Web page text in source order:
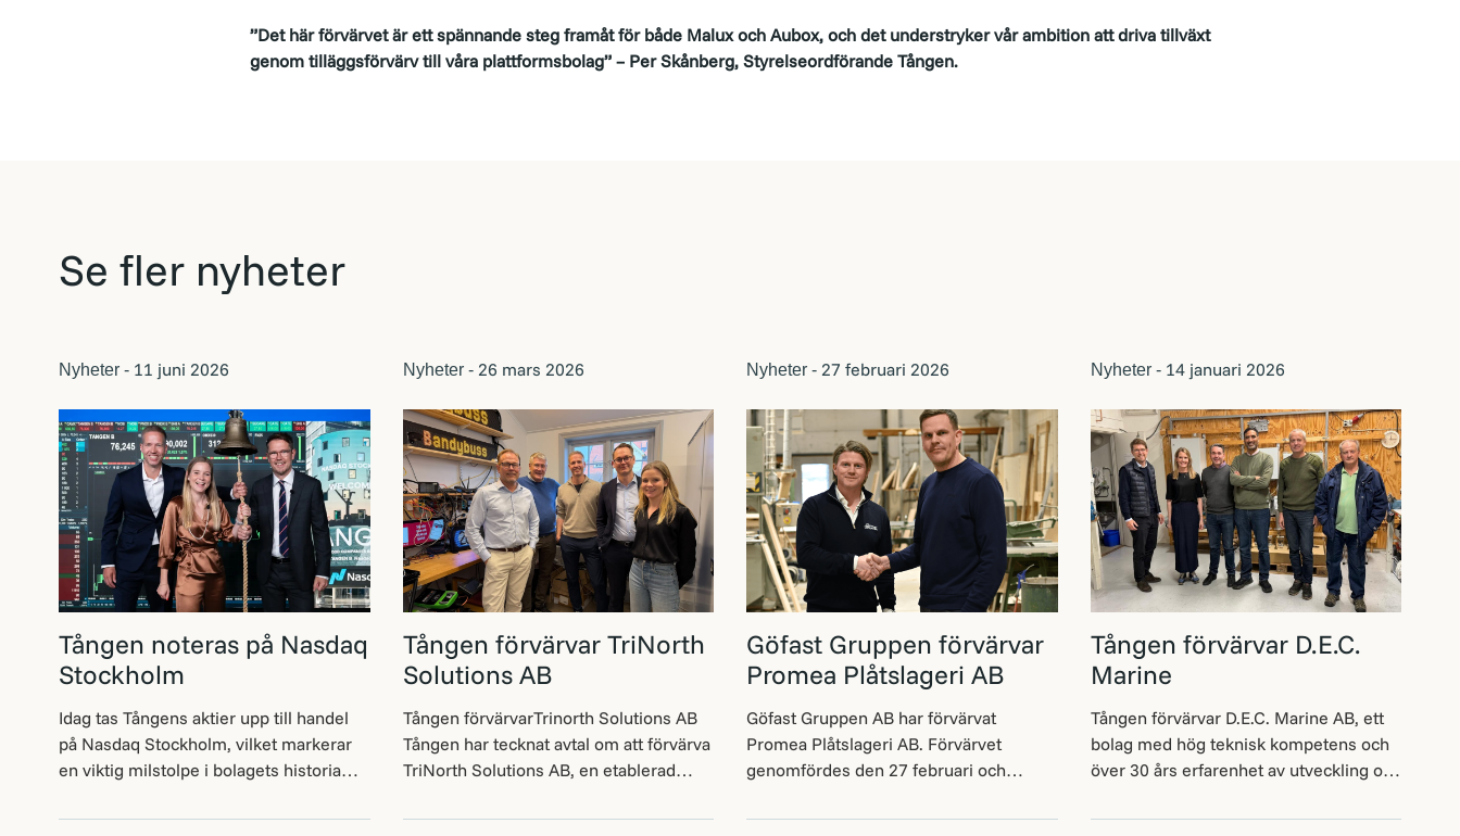
”Det här förvärvet är ett spännande steg framåt för både Malux och Aubox, och det understryker vår ambition att driva tillväxt
genom tilläggsförvärv till våra plattformsbolag” – Per Skånberg, Styrelseordförande Tången.
Se fler nyheter
Nyheter - 11 juni 2026
Tången noteras på Nasdaq
Stockholm
Idag tas Tångens aktier upp till handel
på Nasdaq Stockholm, vilket markerar
en viktig milstolpe i bolagets historia
fortsatta resa. Sedan starten har Tången
Nyheter -26 mars 2026
Tången förvärvar TriNorth
Solutions AB
Tången förvärvarTrinorth Solutions AB
Tången har tecknat avtal om att förvärva
TriNorth Solutions AB, en etablerad
lösningar för kollektivtrafik och
Nyheter - 27 februari 2026
Göfast Gruppen förvärvar
Promea Plåtslageri AB
Göfast Gruppen AB har förvärvat
Promea Plåtslageri AB. Förvärvet
genomfördes den 27 februari och
verksamhet inom plåtslageri samt
Nyheter -14 januari 2026
Tången förvärvar D.E.C.
Marine
Tången förvärvar D.E.C. Marine AB, ett
bolag med hög teknisk kompetens och
över 30 års erfarenhet av utveckling och
avgasreningssystem. Affären innebär en